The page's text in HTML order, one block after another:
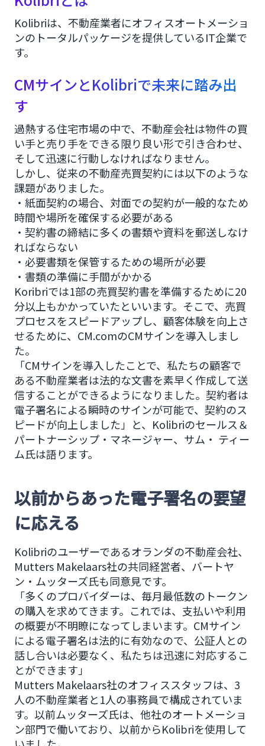
Kolibriは、不動産業者にオフィスオートメーショ
ンのトータルパッケージを提供しているIT企業で
す。
CMサインとKolibriで未来に踏み出
す
過熱する住宅市場の中で、不動産会社は物件の買
い手と売り手をできる限り良い形で引き合わせ、
そして迅速に行動しなければなりません。
しかし、従来の不動産売買契約には以下のような
課題がありました。
・紙面契約の場合、対面での契約が一般的なため
時間や場所を確保する必要がある
・契約書の締結に多くの書類や資料を郵送しなけ
ればならない
・必要書類を保管するための場所が必要
・書類の準備に手間がかかる
Koribriでは1部の売買契約書を準備するために20
分以上もかかっていたといいます。そこで、売買
プロセスをスピードアップし、顧客体験を向上さ
せるために、CM.comのCMサインを導入しまし
た。
「CMサインを導入したことで、私たちの顧客で
ある不動産業者は法的な文書を素早く作成して送
信することができるようになりました。契約者は
電子署名による瞬時のサインが可能で、契約のス
ピードが向上しました」と、Kolibriのセールス＆
パートナーシップ・マネージャー、サム・ ティー
ム氏は語ります。
以前からあった電子署名の要望
に応える
Kolibriのユーザーであるオランダの不動産会社、
Mutters Makelaars社の共同経営者、バートヤ
ン・ムッターズ氏も同意見です。
「多くのプロバイダーは、毎月最低数のトークン
の購入を求めてきます。これでは、支払いや利用
の概要が不明瞭になってしまいます。CMサイン
による電子署名は法的に有効なので、公証人との
話し合いは必要なく、私たちは迅速に対応するこ
とができます」
Mutters Makelaars社のオフィススタッフは、3
人の不動産業者と1人の事務員で構成されていま
す。以前ムッターズ氏は、他社のオートメーショ
ン部門で働いており、以前からKolibriを使用して